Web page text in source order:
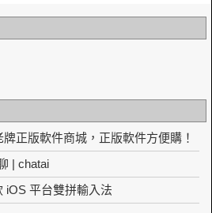
牌正版軟件商城，正版軟件方便購！
| chatai
iOS 平台雙拼輸入法